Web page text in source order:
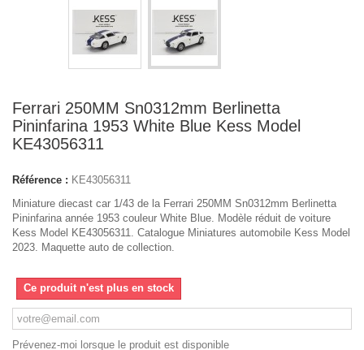
Ferrari 250MM Sn0312mm Berlinetta
Pininfarina 1953 White Blue Kess Model
KE43056311
Référence : KE43056311
Miniature diecast car 1/43 de la Ferrari 250MM Sn0312mm Berlinetta
Pininfarina année 1953 couleur White Blue. Modèle réduit de voiture
Kess Model KE43056311. Catalogue Miniatures automobile Kess Model
2023. Maquette auto de collection.
Ce produit n'est plus en stock
Prévenez-moi lorsque le produit est disponible